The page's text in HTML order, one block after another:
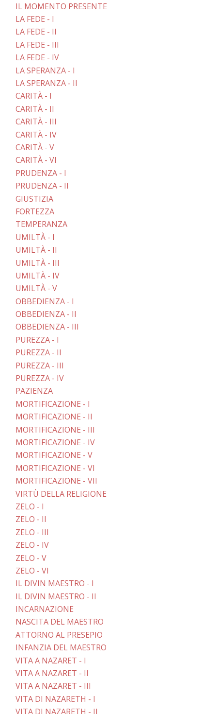
IL MOMENTO PRESENTE
LA FEDE - I
LA FEDE - II
LA FEDE - III
LA FEDE - IV
LA SPERANZA - I
LA SPERANZA - II
CARITÀ - I
CARITÀ - II
CARITÀ - III
CARITÀ - IV
CARITÀ - V
CARITÀ - VI
PRUDENZA - I
PRUDENZA - II
GIUSTIZIA
FORTEZZA
TEMPERANZA
UMILTÀ - I
UMILTÀ - II
UMILTÀ - III
UMILTÀ - IV
UMILTÀ - V
OBBEDIENZA - I
OBBEDIENZA - II
OBBEDIENZA - III
PUREZZA - I
PUREZZA - II
PUREZZA - III
PUREZZA - IV
PAZIENZA
MORTIFICAZIONE - I
MORTIFICAZIONE - II
MORTIFICAZIONE - III
MORTIFICAZIONE - IV
MORTIFICAZIONE - V
MORTIFICAZIONE - VI
MORTIFICAZIONE - VII
VIRTÙ DELLA RELIGIONE
ZELO - I
ZELO - II
ZELO - III
ZELO - IV
ZELO - V
ZELO - VI
IL DIVIN MAESTRO - I
IL DIVIN MAESTRO - II
INCARNAZIONE
NASCITA DEL MAESTRO
ATTORNO AL PRESEPIO
INFANZIA DEL MAESTRO
VITA A NAZARET - I
VITA A NAZARET - II
VITA A NAZARET - III
VITA DI NAZARETH - I
VITA DI NAZARETH - II